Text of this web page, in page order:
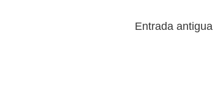
Entrada antigua